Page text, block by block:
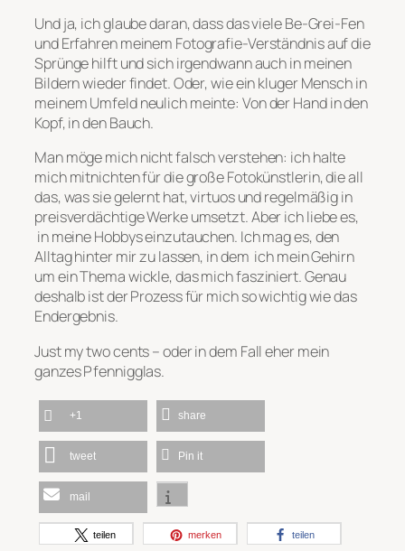
Und ja, ich glaube daran, dass das viele Be-Grei-Fen
und Erfahren meinem Fotografie-Verständnis auf die
Sprünge hilft und sich irgendwann auch in meinen
Bildern wieder findet. Oder, wie ein kluger Mensch in
meinem Umfeld neulich meinte: Von der Hand in den
Kopf, in den Bauch.
Man möge mich nicht falsch verstehen: ich halte
mich mitnichten für die große Fotokünstlerin, die all
das, was sie gelernt hat, virtuos und regelmäßig in
preisverdächtige Werke umsetzt. Aber ich liebe es,
in meine Hobbys einzutauchen. Ich mag es, den
Alltag hinter mir zu lassen, in dem ich mein Gehirn
um ein Thema wickle, das mich fasziniert. Genau
deshalb ist der Prozess für mich so wichtig wie das
Endergebnis.
Just my two cents – oder in dem Fall eher mein
ganzes Pfennigglas.
+1 share
tweet Pin it
mail
teilen merken teilen